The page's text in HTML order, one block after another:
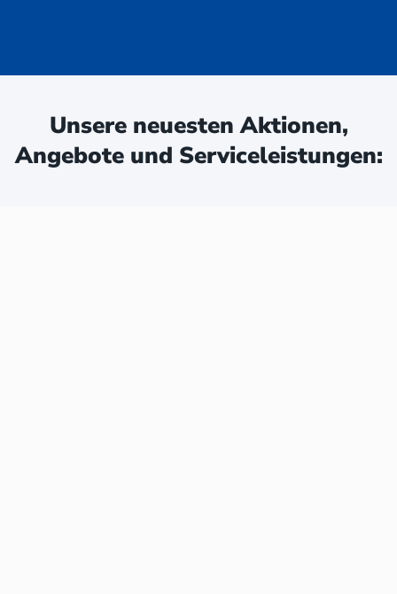
Unsere neuesten Aktionen,
Angebote und Serviceleistungen: